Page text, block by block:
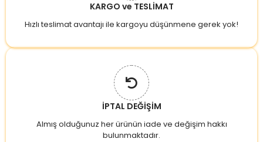
KARGO ve TESLİMAT
Hızlı teslimat avantajı ile kargoyu düşünmene gerek yok!
İPTAL DEĞİŞİM
Almış olduğunuz her ürünün iade ve değişim hakkı
bulunmaktadır.